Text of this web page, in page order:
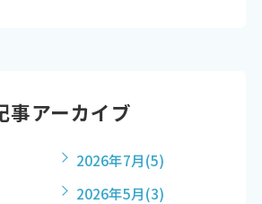
事アーカイブ
2026年7月(5)
2026年5月(3)